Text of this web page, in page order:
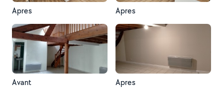
Apres Apres
Avant Apres